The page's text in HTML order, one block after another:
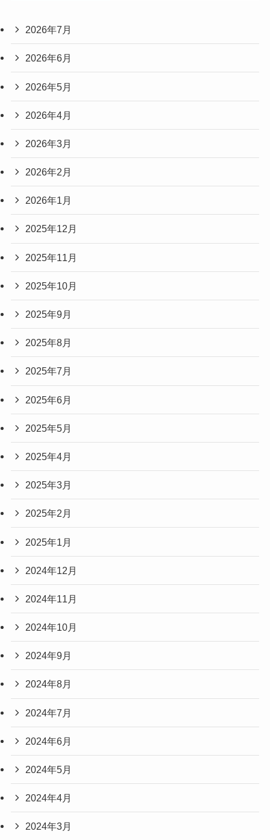
2026年7月
2026年6月
2026年5月
2026年4月
2026年3月
2026年2月
2026年1月
2025年12月
2025年11月
2025年10月
2025年9月
2025年8月
2025年7月
2025年6月
2025年5月
2025年4月
2025年3月
2025年2月
2025年1月
2024年12月
2024年11月
2024年10月
2024年9月
2024年8月
2024年7月
2024年6月
2024年5月
2024年4月
2024年3月